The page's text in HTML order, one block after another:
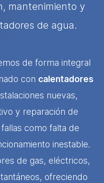
mantenimiento y
de agua.
de forma integral
con calentadores
nuevas,
y reparación de
como falta de
inestable.
de gas, eléctricos,
ofreciendo